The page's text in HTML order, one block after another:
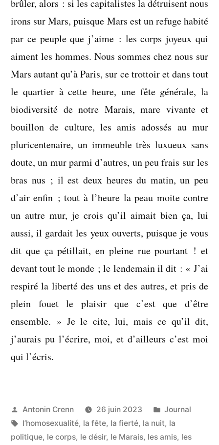
brûler, alors : si les capitalistes la détruisent nous
irons sur Mars, puisque Mars est un refuge habité
par ce peuple que j’aime : les corps joyeux qui
aiment les hommes. Nous sommes chez nous sur
Mars autant qu’à Paris, sur ce trottoir et dans tout
le quartier à cette heure, une fête générale, la
biodiversité de notre Marais, mare vivante et
bouillon de culture, les amis adossés au mur
pluricentenaire, un immeuble très luxueux sans
doute, un mur parmi d’autres, un peu frais sur les
bras nus ; il est deux heures du matin, un peu
d’air enfin ; tout à l’heure la peau moite contre
un autre mur, je crois qu’il aimait bien ça, lui
aussi, il gardait les yeux ouverts, puisque je vous
dit que ça pétillait, en pleine rue pourtant ! et
devant tout le monde ; le lendemain il dit : « J’ai
respiré la liberté des uns et des autres, et pris de
plein fouet le plaisir que c’est que d’être
ensemble. » Je le cite, lui, mais ce qu’il dit,
j’aurais pu l’écrire, moi, et d’ailleurs c’est moi
qui l’écris.
Publié
par
Antonin Crenn 26 juin 2023
Publié
dans
Journal
Étiquettes :
l’homosexualité, la fête, la fierté, la nuit, la
politique, le corps, le désir, le Marais, les amis, les